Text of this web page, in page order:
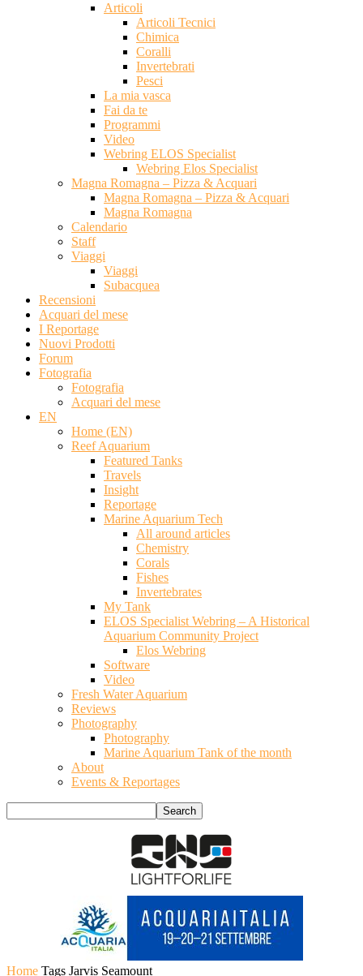
Articoli
Articoli Tecnici
Chimica
Coralli
Invertebrati
Pesci
La mia vasca
Fai da te
Programmi
Video
Webring ELOS Specialist
Webring Elos Specialist
Magna Romagna – Pizza & Acquari
Magna Romagna – Pizza & Acquari
Magna Romagna
Calendario
Staff
Viaggi
Viaggi
Subacquea
Recensioni
Acquari del mese
I Reportage
Nuovi Prodotti
Forum
Fotografia
Fotografia
Acquari del mese
EN
Home (EN)
Reef Aquarium
Featured Tanks
Travels
Insight
Reportage
Marine Aquarium Tech
All around articles
Chemistry
Corals
Fishes
Invertebrates
My Tank
ELOS Specialist Webring – A Historical
Aquarium Community Project
Elos Webring
Software
Video
Fresh Water Aquarium
Reviews
Photography
Photography
Marine Aquarium Tank of the month
About
Events & Reportages
Home Tags Jarvis Seamount